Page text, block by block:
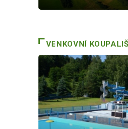
VENKOVNÍ